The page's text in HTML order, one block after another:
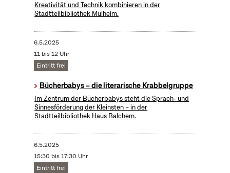
Kreativität und Technik kombinieren in der
Stadtteilbibliothek Mülheim.
6.5.2025
11 bis 12 Uhr
Eintritt frei
Bücherbabys – die literarische Krabbelgruppe
Im Zentrum der Bücherbabys steht die Sprach- und
Sinnesförderung der Kleinsten – in der
Stadtteilbibliothek Haus Balchem.
6.5.2025
15:30 bis 17:30 Uhr
Eintritt frei